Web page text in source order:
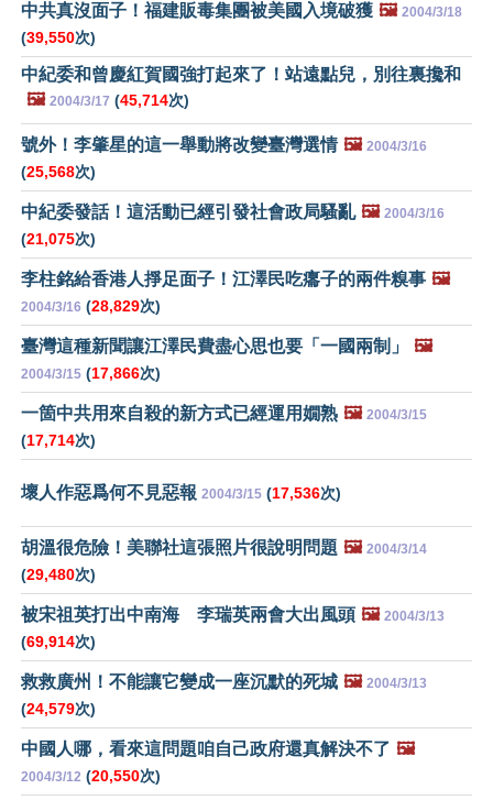
中共真沒面子！福建販毒集團被美國入境破獲 🖼️ 2004/3/18
(39,550次)
中紀委和曾慶紅賀國強打起來了！站遠點兒，別往裏攙和
🖼️ 2004/3/17 (45,714次)
號外！李肇星的這一舉動將改變臺灣選情 🖼️ 2004/3/16
(25,568次)
中紀委發話！這活動已經引發社會政局騷亂 🖼️ 2004/3/16
(21,075次)
李柱銘給香港人掙足面子！江澤民吃癟子的兩件糗事 🖼️
2004/3/16 (28,829次)
臺灣這種新聞讓江澤民費盡心思也要「一國兩制」 🖼️
2004/3/15 (17,866次)
一箇中共用來自殺的新方式已經運用嫺熟 🖼️ 2004/3/15
(17,714次)
壞人作惡爲何不見惡報 2004/3/15 (17,536次)
胡溫很危險！美聯社這張照片很說明問題 🖼️ 2004/3/14
(29,480次)
被宋祖英打出中南海 李瑞英兩會大出風頭 🖼️ 2004/3/13
(69,914次)
救救廣州！不能讓它變成一座沉默的死城 🖼️ 2004/3/13
(24,579次)
中國人哪，看來這問題咱自己政府還真解決不了 🖼️
2004/3/12 (20,550次)